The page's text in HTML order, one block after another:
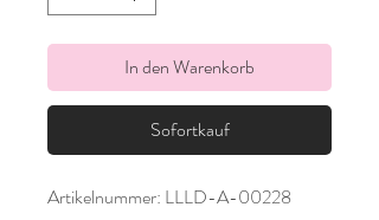
In den Warenkorb
Sofortkauf
Artikelnummer: LLLD-A-00228